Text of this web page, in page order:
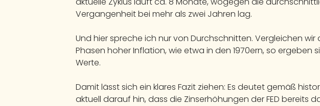
Vergangenheit bei mehr als zwei Jahren lag.
Und hier spreche ich nur von Durchschnitten. Vergleichen
Phasen hoher Inflation, wie etwa in den 1970ern, so ergeben
Werte.
Damit lässt sich ein klares Fazit ziehen: Es deutet gemäß
aktuell darauf hin, dass die Zinserhöhungen der FED bereits